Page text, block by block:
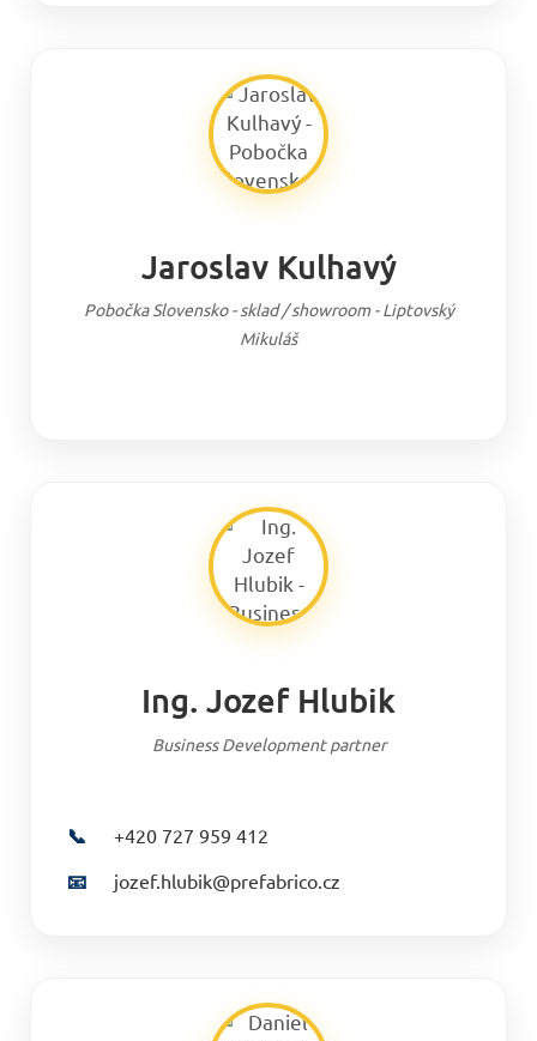
Jaroslav Kulhavý
Pobočka Slovensko - sklad / showroom - Liptovský
Mikuláš
Ing. Jozef Hlubik
Business Development partner
📞
+420 727 959 412
📧
jozef.hlubik@prefabrico.cz